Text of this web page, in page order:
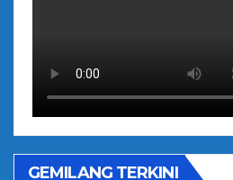
GEMILANG TERKINI